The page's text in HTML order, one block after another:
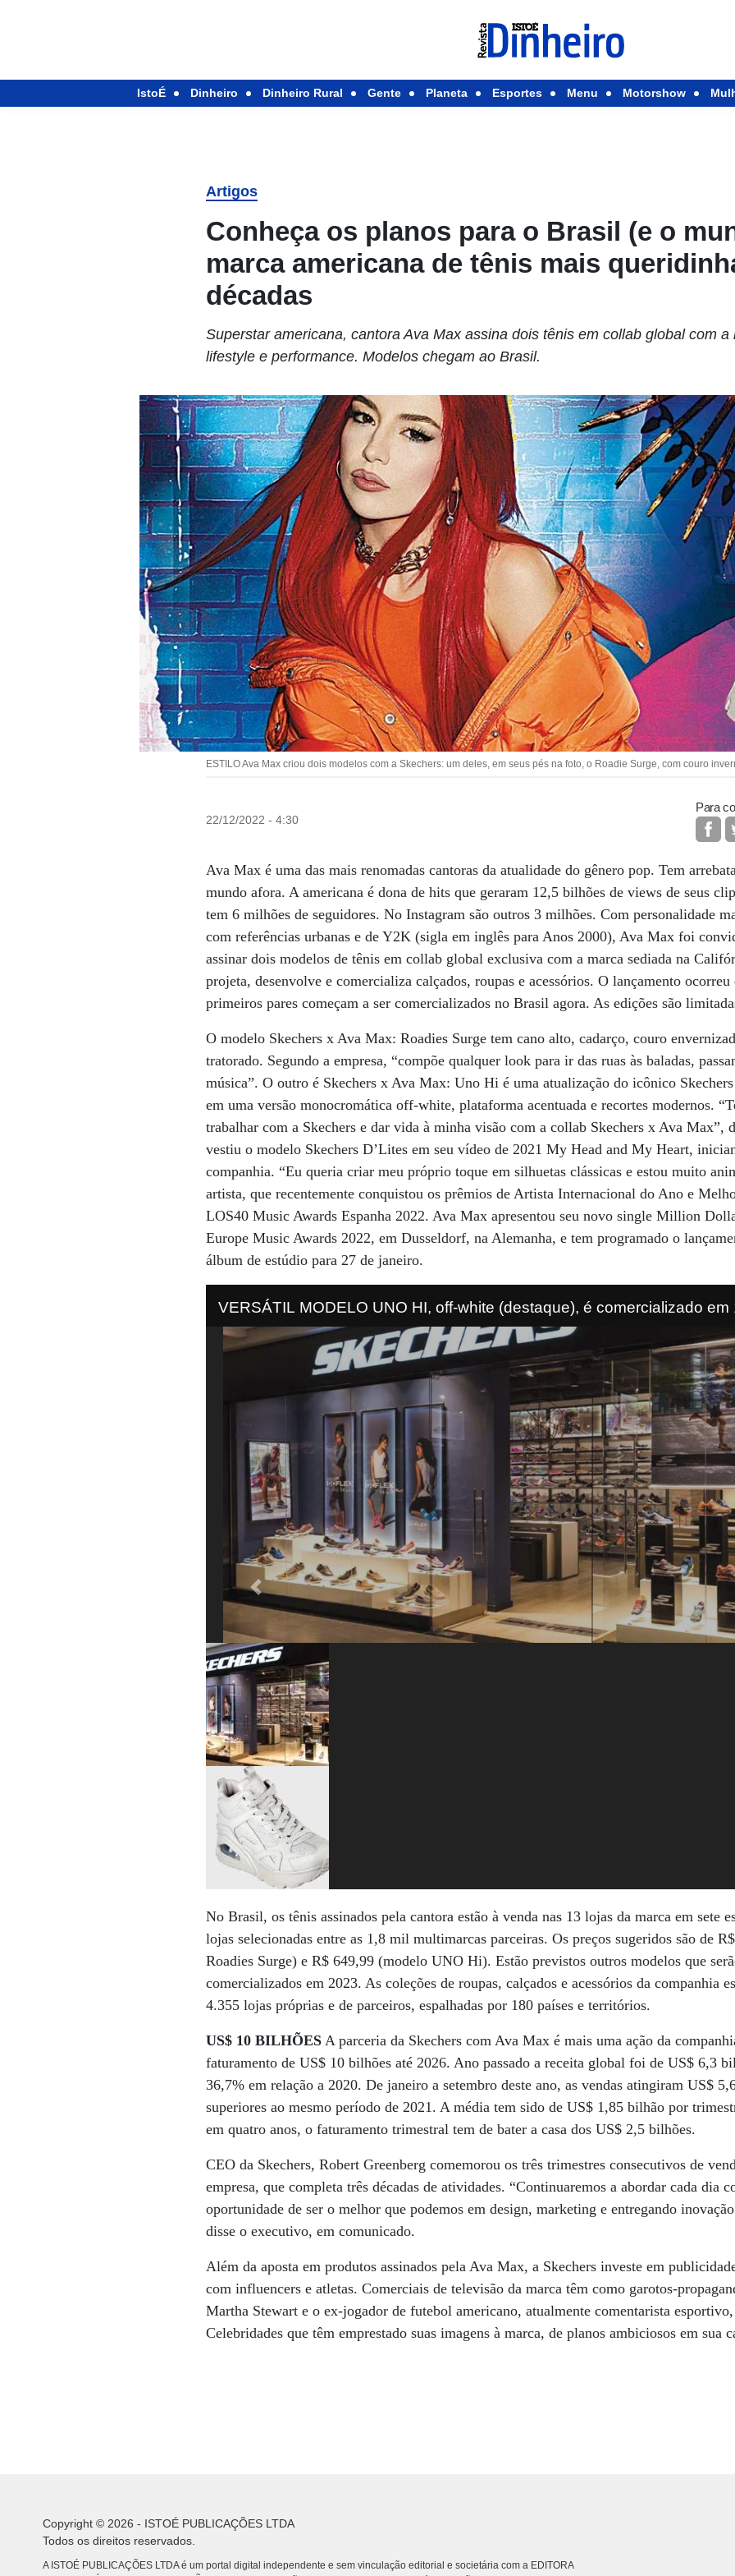
IstoÉ Dinheiro Dinheiro Rural Gente Planeta Esportes Menu Motorshow
Artigos
Conheça os planos para o Brasil (e o
marca americana de tênis mais
décadas
Superstar americana, cantora Ava Max assina dois tênis em collab global com
lifestyle e performance. Modelos chegam ao Brasil.
ESTILO Ava Max criou dois modelos com a Skechers: um deles, em seus pés na foto, o Roadie Surge, com couro
22/12/2022 - 4:30
Para
Ava Max é uma das mais renomadas cantoras da atualidade do gênero pop. Tem
mundo afora. A americana é dona de hits que geraram 12,5 bilhões de views de seus
tem 6 milhões de seguidores. No Instagram são outros 3 milhões. Com personalidade
com referências urbanas e de Y2K (sigla em inglês para Anos 2000), Ava Max foi
assinar dois modelos de tênis em collab global exclusiva com a marca sediada na
projeta, desenvolve e comercializa calçados, roupas e acessórios. O lançamento
primeiros pares começam a ser comercializados no Brasil agora. As edições são
O modelo Skechers x Ava Max: Roadies Surge tem cano alto, cadarço, couro
tratorado. Segundo a empresa, “compõe qualquer look para ir das ruas às baladas,
música”. O outro é Skechers x Ava Max: Uno Hi é uma atualização do icônico
em uma versão monocromática off-white, plataforma acentuada e recortes modernos.
trabalhar com a Skechers e dar vida à minha visão com a collab Skechers x Ava Max”,
vestiu o modelo Skechers D’Lites em seu vídeo de 2021 My Head and My Heart,
companhia. “Eu queria criar meu próprio toque em silhuetas clássicas e estou muito
artista, que recentemente conquistou os prêmios de Artista Internacional do Ano e
LOS40 Music Awards Espanha 2022. Ava Max apresentou seu novo single Million
Europe Music Awards 2022, em Dusseldorf, na Alemanha, e tem programado o
álbum de estúdio para 27 de janeiro.
VERSÁTIL MODELO UNO HI, off-white (destaque), é comercializado
espalhadas por sete estados do Brasil.
Previous
No Brasil, os tênis assinados pela cantora estão à venda nas 13 lojas da marca em sete
lojas selecionadas entre as 1,8 mil multimarcas parceiras. Os preços sugeridos são de
Roadies Surge) e R$ 649,99 (modelo UNO Hi). Estão previstos outros modelos que
comercializados em 2023. As coleções de roupas, calçados e acessórios da companhia
4.355 lojas próprias e de parceiros, espalhadas por 180 países e territórios.
US$ 10 BILHÕES A parceria da Skechers com Ava Max é mais uma ação da
faturamento de US$ 10 bilhões até 2026. Ano passado a receita global foi de US$ 6,3
36,7% em relação a 2020. De janeiro a setembro deste ano, as vendas atingiram US$
superiores ao mesmo período de 2021. A média tem sido de US$ 1,85 bilhão por
em quatro anos, o faturamento trimestral tem de bater a casa dos US$ 2,5 bilhões.
CEO da Skechers, Robert Greenberg comemorou os três trimestres consecutivos de
empresa, que completa três décadas de atividades. “Continuaremos a abordar cada dia
oportunidade de ser o melhor que podemos em design, marketing e entregando
disse o executivo, em comunicado.
Além da aposta em produtos assinados pela Ava Max, a Skechers investe em
com influencers e atletas. Comerciais de televisão da marca têm como garotos-
Martha Stewart e o ex-jogador de futebol americano, atualmente comentarista
Celebridades que têm emprestado suas imagens à marca, de planos ambiciosos em sua
Copyright © 2026 - ISTOÉ PUBLICAÇÕES LTDA
Todos os direitos reservados.
A ISTOÉ PUBLICAÇÕES LTDA é um portal digital independente e sem vinculação editorial e societária com a EDITORA